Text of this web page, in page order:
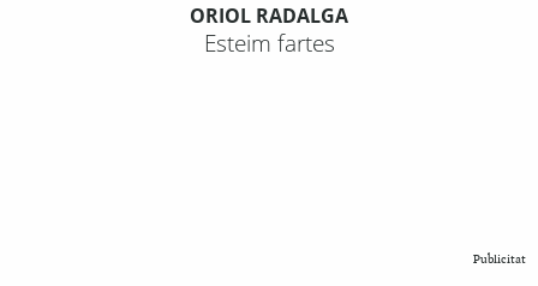
ORIOL RADALGA
Esteim fartes
Publicitat